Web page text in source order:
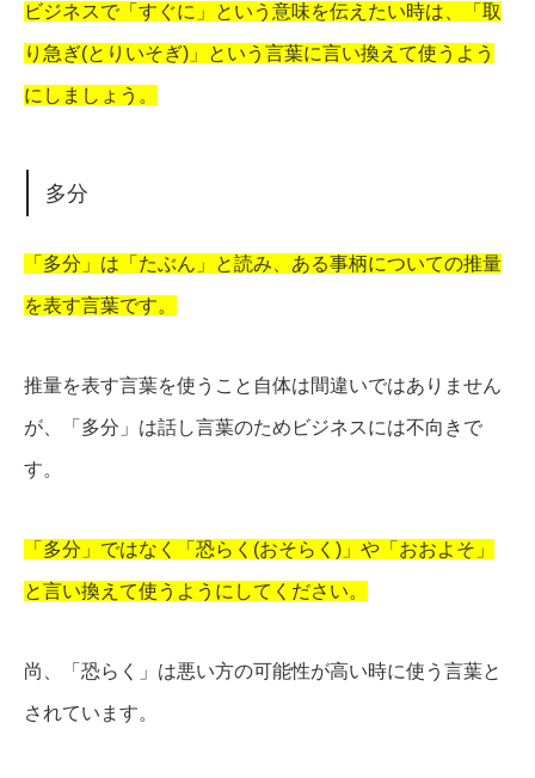
ビジネスで「すぐに」という意味を伝えたい時は、「取
り急ぎ(とりいそぎ)」という言葉に言い換えて使うよう
にしましょう。
多分
「多分」は「たぶん」と読み、ある事柄についての推量
を表す言葉です。
推量を表す言葉を使うこと自体は間違いではありません
が、「多分」は話し言葉のためビジネスには不向きで
す。
「多分」ではなく「恐らく(おそらく)」や「おおよそ」
と言い換えて使うようにしてください。
尚、「恐らく」は悪い方の可能性が高い時に使う言葉と
されています。